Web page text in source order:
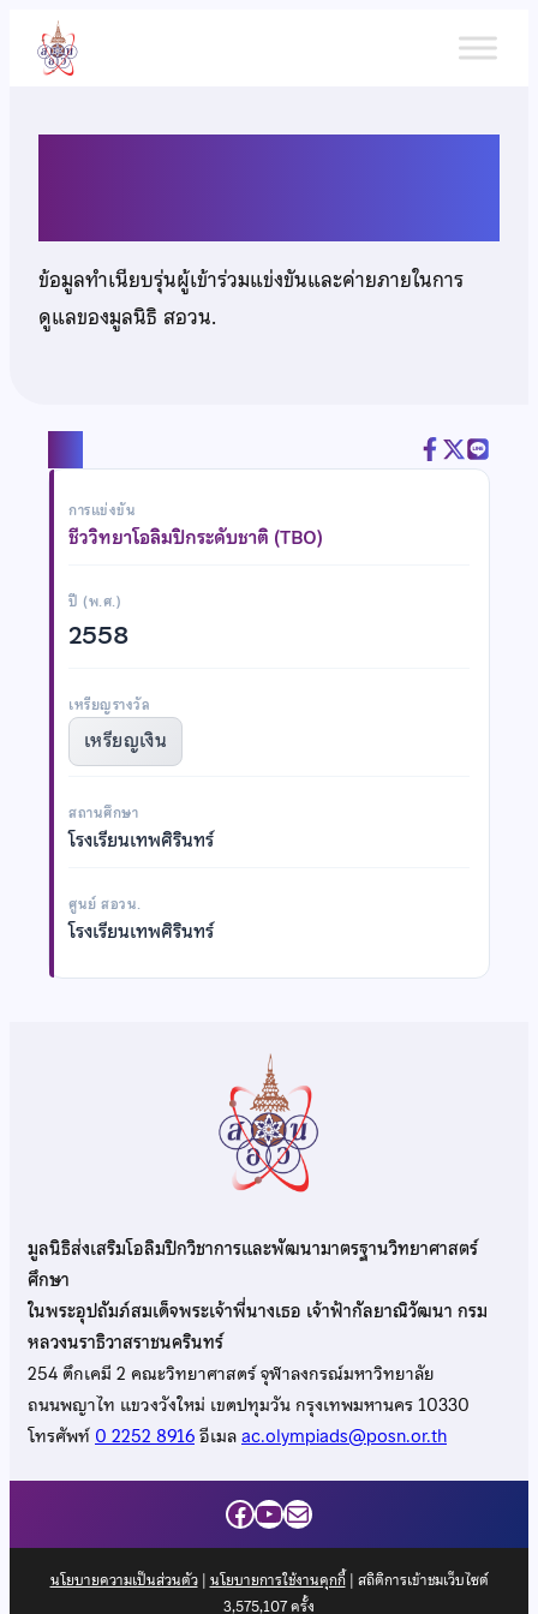
เนื้อหา
ข้อมูลทำเนียบรุ่นผู้เข้าร่วมแข่งขันและค่ายภายในการ
ดูแลของมูลนิธิ สอวน.
การแข่งขัน
ชีววิทยาโอลิมปิกระดับชาติ (TBO)
ปี (พ.ศ.)
2558
เหรียญรางวัล
เหรียญเงิน
สถานศึกษา
โรงเรียนเทพศิรินทร์
ศูนย์ สอวน.
โรงเรียนเทพศิรินทร์
มูลนิธิส่งเสริมโอลิมปิกวิชาการและพัฒนามาตรฐานวิทยาศาสตร์
ศึกษา
ในพระอุปถัมภ์สมเด็จพระเจ้าพี่นางเธอ เจ้าฟ้ากัลยาณิวัฒนา กรม
หลวงนราธิวาสราชนครินทร์
254 ตึกเคมี 2 คณะวิทยาศาสตร์ จุฬาลงกรณ์มหาวิทยาลัย
ถนนพญาไท แขวงวังใหม่ เขตปทุมวัน กรุงเทพมหานคร 10330
โทรศัพท์0 2252 8916อีเมลac.olympiads@posn.or.th
Facebook
YouTube
Mail
นโยบายความเป็นส่วนตัว| นโยบายการใช้งานคุกกี้| สถิติการเข้าชมเว็บไซต์
3,575,107ครั้ง